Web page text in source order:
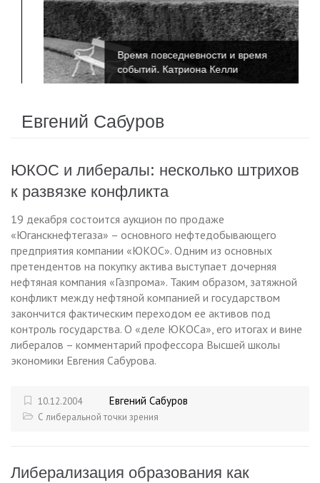
Время повседневности и время
событий. Катриона Келли
Евгений Сабуров
ЮКОС и либералы: несколько штрихов
к развязке конфликта
19 декабря состоится аукцион по продаже
«Юганскнефтегаза» – основного нефтедобывающего
предприятия компании «ЮКОС». Одним из основных
претендентов на покупку актива выступает дочерняя
нефтяная компания «Газпрома». Таким образом, затяжной
конфликт между нефтяной компанией и государством
закончится фактическим переходом ее активов под
контроль государства. О «деле ЮКОСа», его итогах и вине
либералов – комментарий профессора Высшей школы
экономики Евгения Сабурова.
10.12.2004 Евгений Сабуров
С либеральной точки зрения
Либерализация образования как